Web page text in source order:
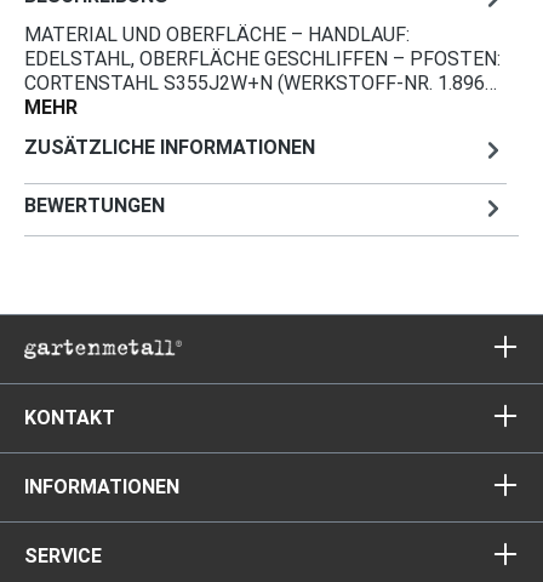
MATERIAL UND OBERFLÄCHE – HANDLAUF:
EDELSTAHL, OBERFLÄCHE GESCHLIFFEN – PFOSTEN:
CORTENSTAHL S355J2W+N (WERKSTOFF-NR. 1.896…
MEHR
ZUSÄTZLICHE INFORMATIONEN
BEWERTUNGEN
KONTAKT
INFORMATIONEN
SERVICE